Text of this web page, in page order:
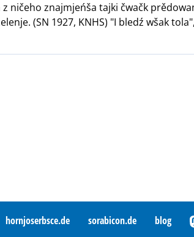
ničeho znajmjeńša tajki čwačk
(SN 1927, KNHS) "I bledź wšak
hornjoserbsce.de sorabicon.de blog